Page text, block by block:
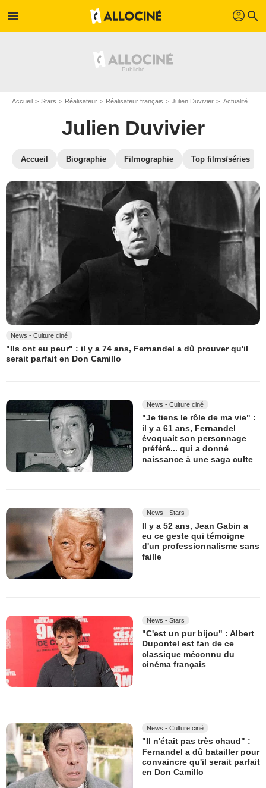
menu profil search
Accueil Stars Réalisateur Réalisateur français Julien Duvivier Actualité Julien Duvivier
Julien Duvivier
Accueil Biographie Filmographie Top films/séries
News - Culture ciné
"Ils ont eu peur" : il y a 74 ans, Fernandel a dû prouver qu'il
serait parfait en Don Camillo
News - Culture ciné
"Je tiens le rôle de ma vie" :
il y a 61 ans, Fernandel
évoquait son personnage
préféré... qui a donné
naissance à une saga culte
News - Stars
Il y a 52 ans, Jean Gabin a
eu ce geste qui témoigne
d'un professionnalisme sans
faille
News - Stars
"C'est un pur bijou" : Albert
Dupontel est fan de ce
classique méconnu du
cinéma français
News - Culture ciné
"Il n'était pas très chaud" :
Fernandel a dû batailler pour
convaincre qu'il serait parfait
en Don Camillo